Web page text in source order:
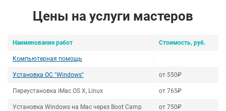
Цены на услуги мастеров
Наименование работ Стоимость, руб.
Компьютерная помощь
Установка ОС "Windows" от 550₽
Переустановка iMac OS X, Linux от 765₽
Установка Windows на Mac через Boot Camp от 750₽